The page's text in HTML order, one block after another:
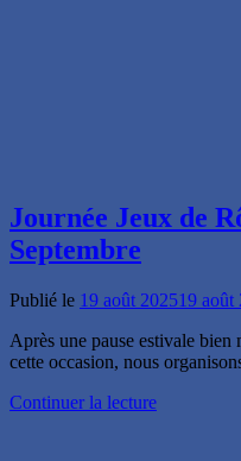
Journée Jeux de
Septembre
Publié le 19 août 202519 août
Après une pause estivale bien
cette occasion, nous
Continuer la lecture